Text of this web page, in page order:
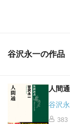
谷沢永一の作品
人間
谷沢
383